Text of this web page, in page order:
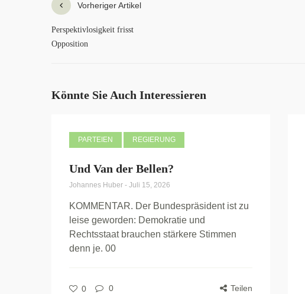
Vorheriger Artikel
Perspektivlosigkeit frisst
Opposition
Könnte Sie Auch Interessieren
PARTEIEN REGIERUNG
Und Van der Bellen?
Johannes Huber - Juli 15, 2026
KOMMENTAR. Der Bundespräsident ist zu
leise geworden: Demokratie und
Rechtsstaat brauchen stärkere Stimmen
denn je. 00
0 0 Teilen